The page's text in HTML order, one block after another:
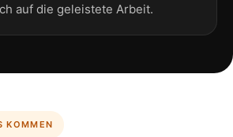
auf die geleistete Arbeit.
KOMMEN